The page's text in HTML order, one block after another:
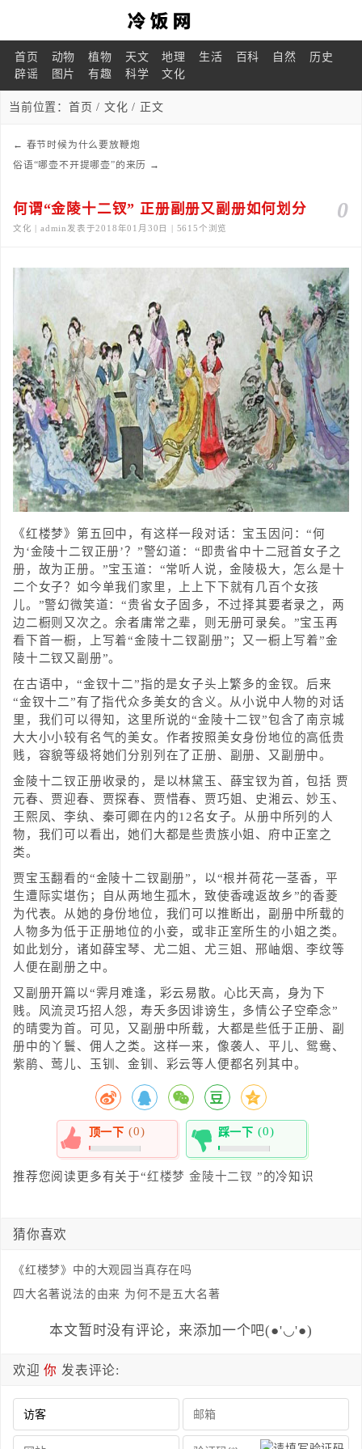
首页 动物 植物 天文 地理 生活 百科 自然
历史
辟谣
图片 有趣 科学 文化
当前位置： 首页 /文化 / 正文
← 春节时候为什么要放鞭炮
俗语“哪壶不开提哪壶”的来历 →
0
何谓“金陵十二钗” 正册副册又副册如何划分
文化 | admin发表于2018年01月30日 | 5615个浏览
《红楼梦》第五回中，有这样一段对话：宝玉因问：“何
为‘金陵十二钗正册’？”警幻道：“即贵省中十二冠首女子之
册，故为正册。”宝玉道：“常听人说，金陵极大，怎么是十
二个女子？如今单我们家里，上上下下就有几百个女孩
儿。”警幻微笑道：“贵省女子固多，不过择其要者录之，两
边二橱则又次之。余者庸常之辈，则无册可录矣。”宝玉再
看下首一橱，上写着“金陵十二钗副册”；又一橱上写着”金
陵十二钗又副册”。
在古语中，“金钗十二”指的是女子头上繁多的金钗。后来
“金钗十二”有了指代众多美女的含义。从小说中人物的对话
里，我们可以得知，这里所说的“金陵十二钗”包含了南京城
大大小小较有名气的美女。作者按照美女身份地位的高低贵
贱，容貌等级将她们分别列在了正册、副册、又副册中。
金陵十二钗正册收录的，是以林黛玉、薛宝钗为首，包括 贾
元春、贾迎春、贾探春、贾惜春、贾巧姐、史湘云、妙玉、
王熙凤、李纨、秦可卿在内的12名女子。从册中所列的人
物，我们可以看出，她们大都是些贵族小姐、府中正室之
类。
贾宝玉翻看的“金陵十二钗副册”，以“根并荷花一茎香，平
生遭际实堪伤；自从两地生孤木，致使香魂返故乡”的香菱
为代表。从她的身份地位，我们可以推断出，副册中所载的
人物多为低于正册地位的小妾，或非正室所生的小姐之类。
如此划分，诸如薛宝琴、尤二姐、尤三姐、邢岫烟、李纹等
人便在副册之中。
又副册开篇以“霁月难逢，彩云易散。心比天高，身为下
贱。风流灵巧招人怨，寿夭多因诽谤生，多情公子空牵念”
的晴雯为首。可见，又副册中所载，大都是些低于正册、副
册中的丫鬟、佣人之类。这样一来，像袭人、平儿、鸳鸯、
紫鹃、莺儿、玉钏、金钏、彩云等人便都名列其中。
顶一下 (0)
0%
踩一下 (0)
0%
推荐您阅读更多有关于“红楼梦 金陵十二钗 ”的冷知识
猜你喜欢
《红楼梦》中的大观园当真存在吗
四大名著说法的由来 为何不是五大名著
本文暂时没有评论，来添加一个吧(●'◡'●)
欢迎你 发表评论: